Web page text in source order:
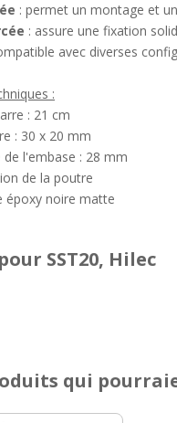
: permet un montage et
: assure une fixation
avec diverses
:
: 21 cm
: 30 x 20 mm
l'embase : 28 mm
de la poutre
époxy noire matte
SST20, Hilec
qui